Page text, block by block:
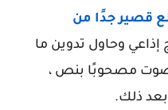
قصير جدًا من
إذاعي وحاول تدوين ما
مصحوبًا بنص ،
ذلك.